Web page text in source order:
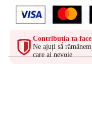
Contribuția ta
Ne ajuți să
care ai nevoie